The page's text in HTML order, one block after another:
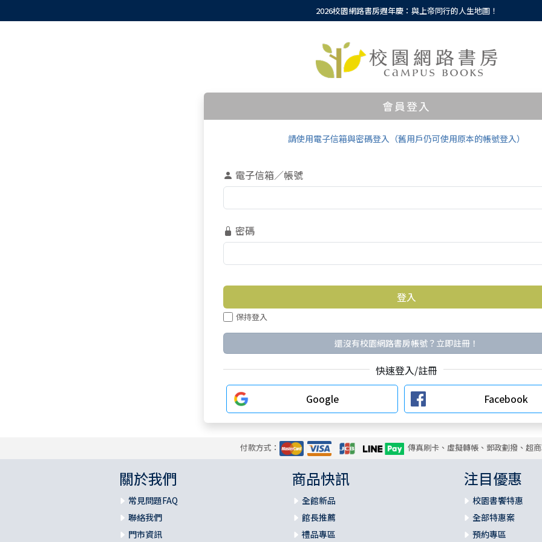
2026校園網路書房週年慶：與上帝同行的人生地圖！
會員登入
請使用電子信箱與密碼登入（舊用戶仍可使用原本的帳號登入）
電子信箱／帳號
密碼
保持登入
還沒有校園網路書房帳號？立即註冊！
快速登入/註冊
Google
Facebook
付款方式： 傳真刷卡、虛擬轉帳、郵政劃撥、超
關於我們
常見問題FAQ
聯絡我們
門市資訊
商品快訊
全館新品
館長推薦
禮品專區
注目優惠
校園書饗特惠
全部特惠案
預約專區